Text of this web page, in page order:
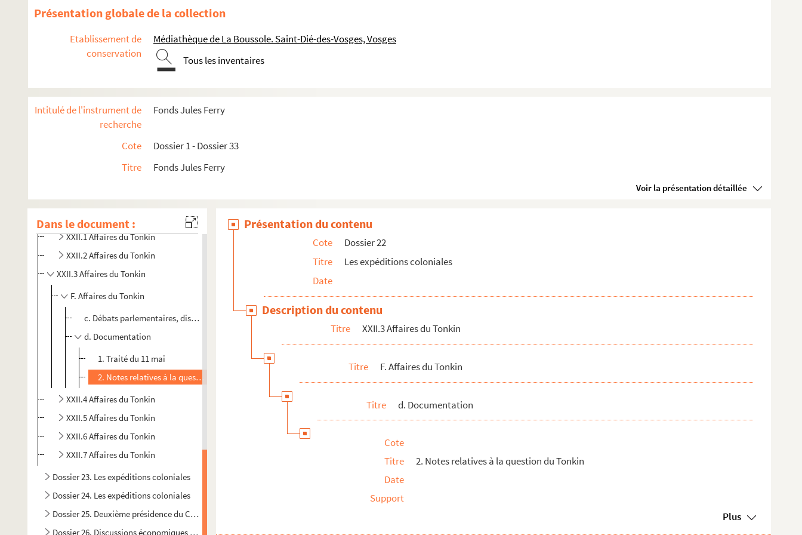
Présentation globale de la collection
Etablissement de
conservation
Médiathèque de La Boussole. Saint-Dié-des-Vosges, Vosges
Tous les inventaires
Intitulé de l'instrument de
recherche
Fonds Jules Ferry
Cote
Dossier 1 - Dossier 33
Titre
Fonds Jules Ferry
Voir la présentation détaillée
Dans le document :
Dossier 11. Jules Ferry Maire de Paris
Dossier 13. L’Assemblée Nationale
Dossier 14. Second ministère Dufaure et premier ministère Ferry
Dossier 15. Enseignement
Dossier 16. Enseignement
Dossier 17. Enseignement
Dossier 18. Enseignement
XXII.1 Affaires du Tonkin
XXII.2 Affaires du Tonkin
XXII.3 Affaires du Tonkin
F. Affaires du Tonkin
c. Débats parlementaires, discussion des 14-15 août 1884
d. Documentation
1. Traité du 11 mai
2. Notes relatives à la question du Tonkin
XXII.4 Affaires du Tonkin
XXII.5 Affaires du Tonkin
XXII.6 Affaires du Tonkin
XXII.7 Affaires du Tonkin
Dossier 23. Les expéditions coloniales
Dossier 24. Les expéditions coloniales
Dossier 25. Deuxième présidence du Conseil / Discours sur la politique intérieure / Discussions budgétaires
Dossier 26. Discussions économiques / Discours divers / La révision / Le budget de 1885 / Réforme de l'Armée / M...
Présentation du contenu
Cote
Dossier 22
Titre
Les expéditions coloniales
Date
Description du contenu
Titre XXII.3 Affaires du Tonkin
Titre F. Affaires du Tonkin
Titre d. Documentation
Cote
Titre
2. Notes relatives à la question du Tonkin
Date
Support
Plus